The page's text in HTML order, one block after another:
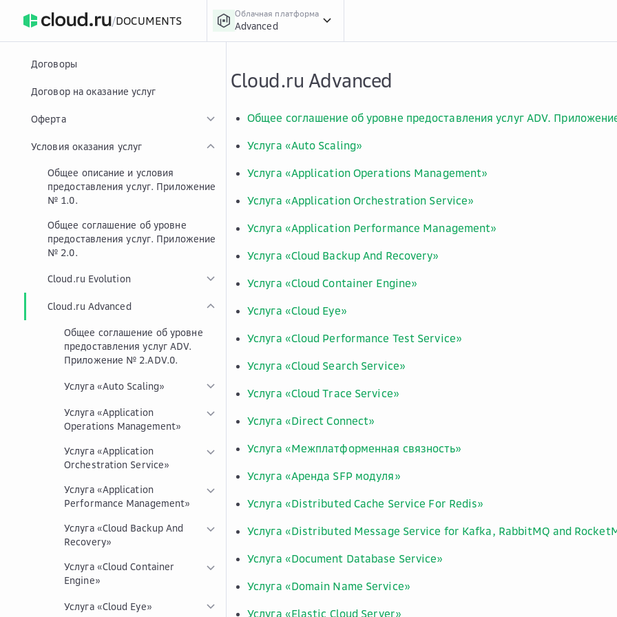
/DOCUMENTS
Облачная платформа
Advanced
Договоры
Договор на оказание услуг
Оферта
Условия оказания услуг
Общее описание и условия
предоставления услуг. Приложение
№ 1.0.
Общее соглашение об уровне
предоставления услуг. Приложение
№ 2.0.
Cloud.ru Evolution
Cloud.ru Advanced
Общее соглашение об уровне
предоставления услуг ADV.
Приложение № 2.ADV.0.
Услуга «Auto Scaling»
Услуга «Application
Operations Management»
Услуга «Application
Orchestration Service»
Услуга «Application
Performance Management»
Услуга «Cloud Backup And
Recovery»
Услуга «Cloud Container
Engine»
Услуга «Cloud Eye»
Cloud.ru Advanced
Общее соглашение об уровне предоставления услуг ADV.
Услуга «Auto Scaling»
Услуга «Application Operations Management»
Услуга «Application Orchestration Service»
Услуга «Application Performance Management»
Услуга «Cloud Backup And Recovery»
Услуга «Cloud Container Engine»
Услуга «Cloud Eye»
Услуга «Cloud Performance Test Service»
Услуга «Cloud Search Service»
Услуга «Cloud Trace Service»
Услуга «Direct Connect»
Услуга «Межплатформенная связность»
Услуга «Аренда SFP модуля»
Услуга «Distributed Cache Service For Redis»
Услуга «Distributed Message Service for Kafka, RabbitMQ and
Услуга «Document Database Service»
Услуга «Domain Name Service»
Услуга «Elastic Cloud Server»